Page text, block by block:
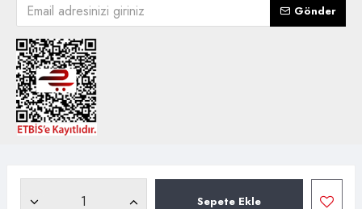
Sepete Ekle
Gönder